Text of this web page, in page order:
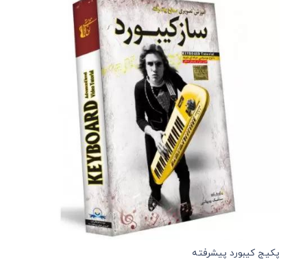
پکیج کیبورد پیشرفته